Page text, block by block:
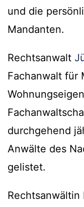
und die
Mandanten.
Rechtsanwalt
Fachanwalt für
durchgehend
Anwälte des
gelistet.
Rechtsanwältin